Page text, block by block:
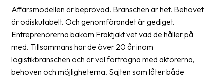
Support
About
the
company
Affärsmodellen är beprövad. Branschen är het. Behovet
är odiskutabelt. Och genomförandet är gediget.
Entreprenörerna bakom Fraktjakt vet vad de håller på
med. Tillsammans har de över 20 år inom
logistikbranschen och är väl förtrogna med aktörerna,
behoven och möjligheterna. Sajten som låter både